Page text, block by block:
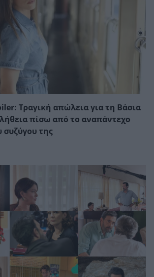
Τραγική απώλεια για τη Βάσια
πίσω από το αναπάντεχο
συζύγου της